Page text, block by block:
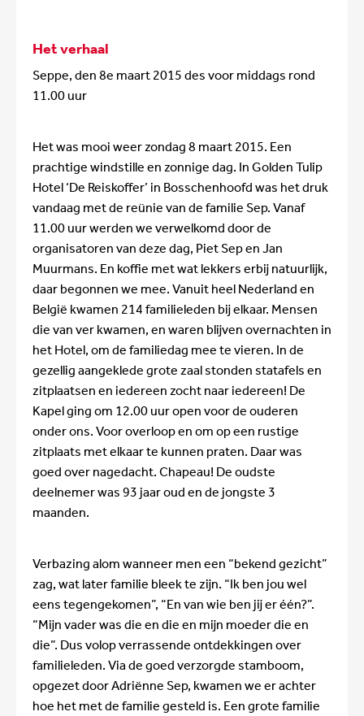
Het verhaal
Seppe, den 8e maart 2015 des voor middags rond
11.00 uur
Het was mooi weer zondag 8 maart 2015. Een
prachtige windstille en zonnige dag. In Golden Tulip
Hotel ‘De Reiskoffer’ in Bosschenhoofd was het druk
vandaag met de reünie van de familie Sep. Vanaf
11.00 uur werden we verwelkomd door de
organisatoren van deze dag, Piet Sep en Jan
Muurmans. En koffie met wat lekkers erbij natuurlijk,
daar begonnen we mee. Vanuit heel Nederland en
België kwamen 214 familieleden bij elkaar. Mensen
die van ver kwamen, en waren blijven overnachten in
het Hotel, om de familiedag mee te vieren. In de
gezellig aangeklede grote zaal stonden statafels en
zitplaatsen en iedereen zocht naar iedereen! De
Kapel ging om 12.00 uur open voor de ouderen
onder ons. Voor overloop en om op een rustige
zitplaats met elkaar te kunnen praten. Daar was
goed over nagedacht. Chapeau! De oudste
deelnemer was 93 jaar oud en de jongste 3
maanden.
Verbazing alom wanneer men een “bekend gezicht”
zag, wat later familie bleek te zijn. “Ik ben jou wel
eens tegengekomen”, “En van wie ben jij er één?”.
“Mijn vader was die en die en mijn moeder die en
die”. Dus volop verrassende ontdekkingen over
familieleden. Via de goed verzorgde stamboom,
opgezet door Adriënne Sep, kwamen we er achter
hoe het met de familie gesteld is. Een grote familie